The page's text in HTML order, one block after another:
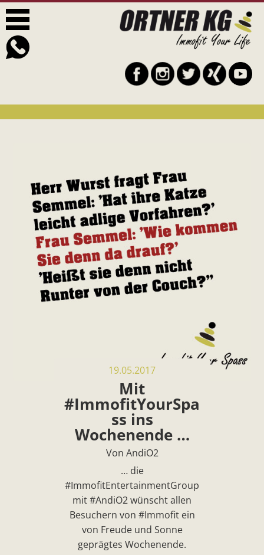
19.05.2017
Mit
#ImmofitYourSpa
ss ins
Wochenende …
Von AndiO2
… die
#ImmofitEntertainmentGroup
mit #AndiO2 wünscht allen
Besuchern von #Immofit ein
von Freude und Sonne
geprägtes Wochenende.